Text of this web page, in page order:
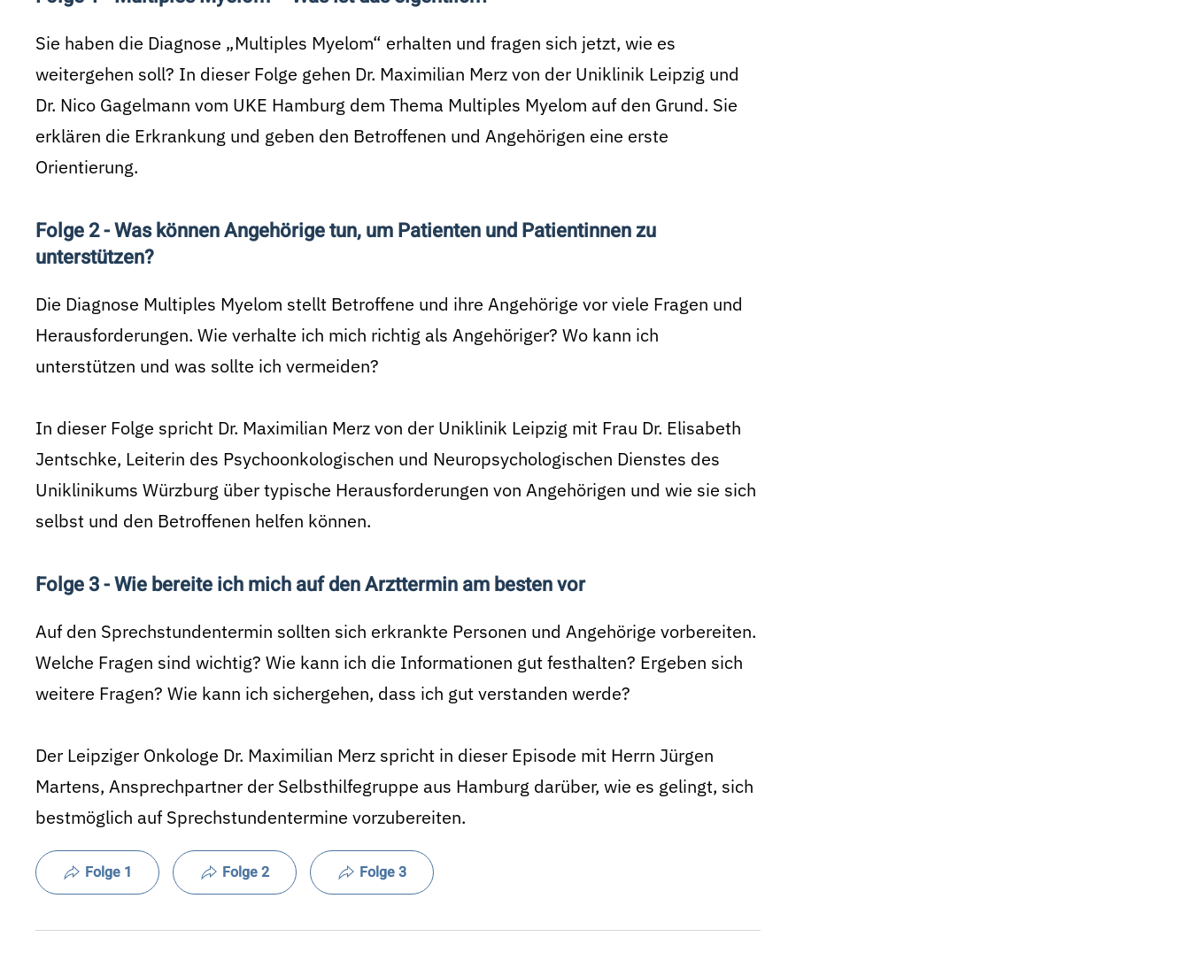
Sie haben die Diagnose „Multiples Myelom“ erhalten und fragen sich jetzt, wie es
weitergehen soll? In dieser Folge gehen Dr. Maximilian Merz von der Uniklinik Leipzig und
Dr. Nico Gagelmann vom UKE Hamburg dem Thema Multiples Myelom auf den Grund. Sie
erklären die Erkrankung und geben den Betroffenen und Angehörigen eine erste
Orientierung.
Folge 2 - Was können Angehörige tun, um Patienten und Patientinnen zu
unterstützen?
Die Diagnose Multiples Myelom stellt Betroffene und ihre Angehörige vor viele Fragen und
Herausforderungen. Wie verhalte ich mich richtig als Angehöriger? Wo kann ich
unterstützen und was sollte ich vermeiden?
In dieser Folge spricht Dr. Maximilian Merz von der Uniklinik Leipzig mit Frau Dr. Elisabeth
Jentschke, Leiterin des Psychoonkologischen und Neuropsychologischen Dienstes des
Uniklinikums Würzburg über typische Herausforderungen von Angehörigen und wie sie sich
selbst und den Betroffenen helfen können.
Folge 3 - Wie bereite ich mich auf den Arzttermin am besten vor
Auf den Sprechstundentermin sollten sich erkrankte Personen und Angehörige vorbereiten.
Welche Fragen sind wichtig? Wie kann ich die Informationen gut festhalten? Ergeben sich
weitere Fragen? Wie kann ich sichergehen, dass ich gut verstanden werde?
Der Leipziger Onkologe Dr. Maximilian Merz spricht in dieser Episode mit Herrn Jürgen
Martens, Ansprechpartner der Selbsthilfegruppe aus Hamburg darüber, wie es gelingt, sich
bestmöglich auf Sprechstundentermine vorzubereiten.
Folge 1 Folge 2 Folge 3